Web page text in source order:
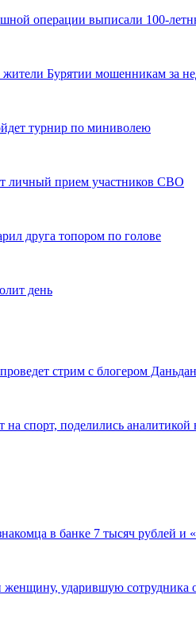
операции выписали 100-
Бурятии мошенникам за
турнир по миниволею
личный прием участников СВО
друга топором по голове
день
стрим с блогером
спорт, поделились
в банке 7 тысяч рублей и
ударившую сотрудника